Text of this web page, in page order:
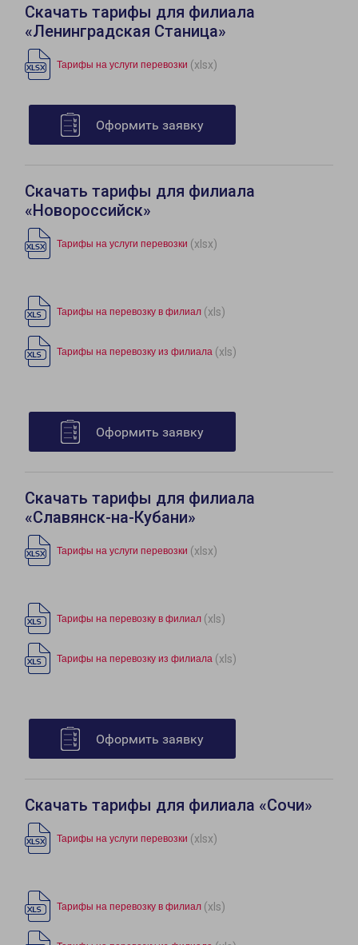
Скачать тарифы для филиала
«Ленинградская Станица»
Тарифы на услуги перевозки (xlsx)
Оформить заявку
Скачать тарифы для филиала
«Новороссийск»
Тарифы на услуги перевозки (xlsx)
Тарифы на перевозку в филиал (xls)
Тарифы на перевозку из филиала (xls)
Оформить заявку
Скачать тарифы для филиала
«Славянск-на-Кубани»
Тарифы на услуги перевозки (xlsx)
Тарифы на перевозку в филиал (xls)
Тарифы на перевозку из филиала (xls)
Оформить заявку
Скачать тарифы для филиала «Сочи»
Тарифы на услуги перевозки (xlsx)
Тарифы на перевозку в филиал (xls)